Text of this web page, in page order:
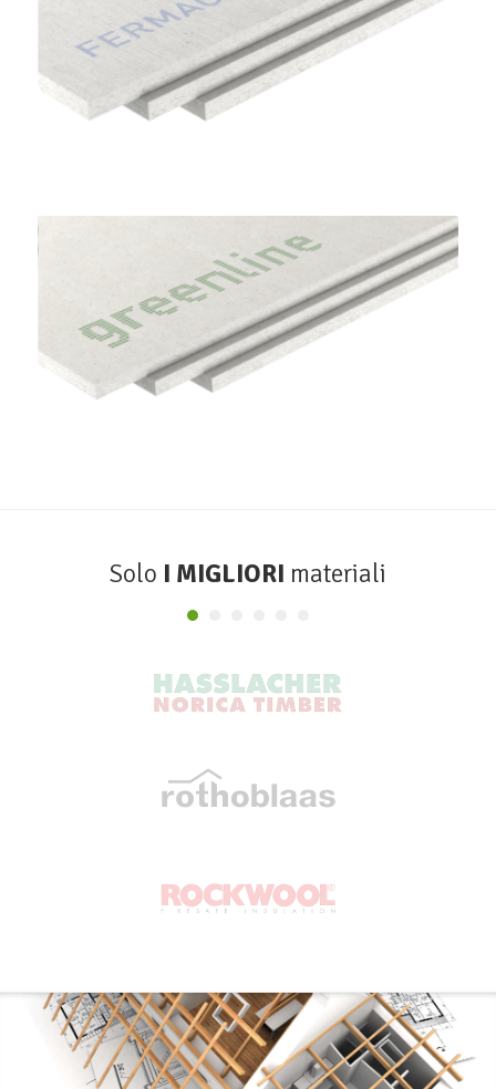
Lastre Gessofibra Firepanel A1
FERMACELL
Lastre Gessofibra Greenline
FERMACELL
Solo I MIGLIORI materiali